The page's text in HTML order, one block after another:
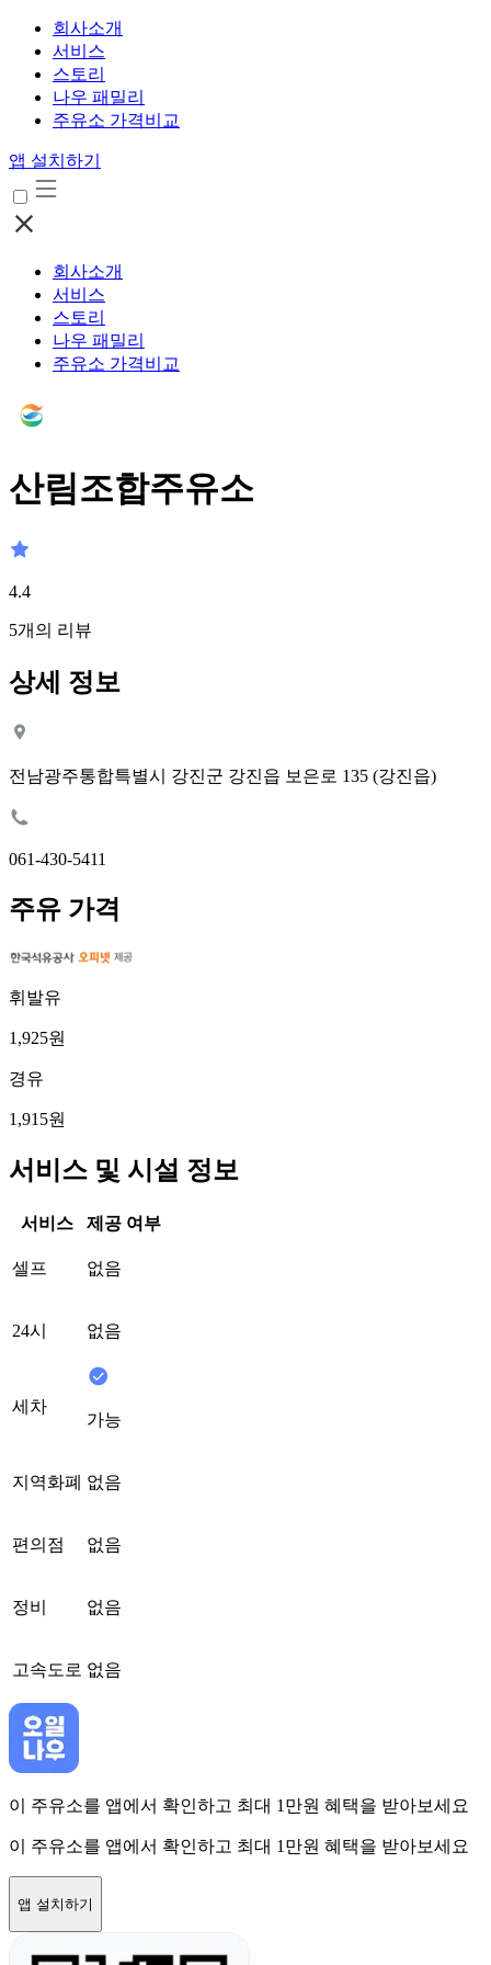
회사소개
서비스
스토리
나우 패밀리
주유소 가격비교
앱 설치하기
회사소개
서비스
스토리
나우 패밀리
주유소 가격비교
산림조합주유소
4.4
5개의 리뷰
상세 정보
전남광주통합특별시 강진군 강진읍 보은로 135 (강진읍)
061-430-5411
주유 가격
휘발유
1,925원
경유
1,915원
서비스 및 시설 정보
서비스 제공 여부
셀프 없음
24시 없음
세차
가능
지역화폐 없음
편의점 없음
정비 없음
고속도로 없음
이 주유소를 앱에서 확인하고 최대 1만원 혜택을 받아보세요
이 주유소를 앱에서 확인하고 최대 1만원 혜택을 받아보세요
앱 설치하기